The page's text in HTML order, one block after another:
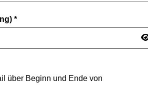
*
über Beginn und Ende von